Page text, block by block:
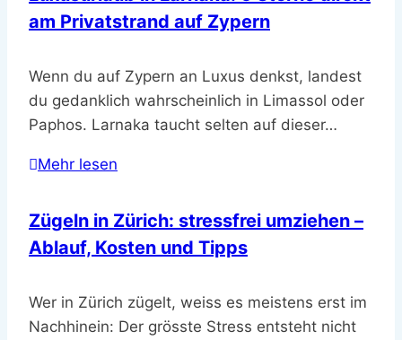
am Privatstrand auf Zypern
Wenn du auf Zypern an Luxus denkst, landest
du gedanklich wahrscheinlich in Limassol oder
Paphos. Larnaka taucht selten auf dieser…
Mehr lesen
Zügeln in Zürich: stressfrei umziehen –
Ablauf, Kosten und Tipps
Wer in Zürich zügelt, weiss es meistens erst im
Nachhinein: Der grösste Stress entsteht nicht